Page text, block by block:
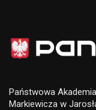
Państwowa
Markiewicza w